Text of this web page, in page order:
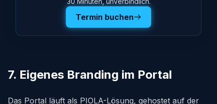
Termin buchen
7. Eigenes Branding im Portal
Das Portal läuft als PIOLA-Lösung, gehostet auf der